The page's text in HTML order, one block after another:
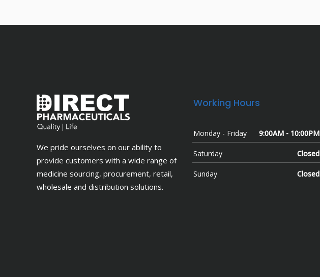
We pride ourselves on our ability to
provide customers with a wide range of
medicine sourcing, procurement, retail,
wholesale and distribution solutions.
Working Hours
Monday - Friday 9:00AM - 10:00PM
Saturday Closed
Sunday Closed